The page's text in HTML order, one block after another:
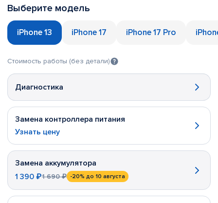
Выберите модель
iPhone 13 iPhone 17 iPhone 17 Pro
Стоимость работы (без детали)
Диагностика
Замена контроллера питания
Узнать цену
Замена аккумулятора
1 390 ₽1 690 ₽ -20% до 10 августа